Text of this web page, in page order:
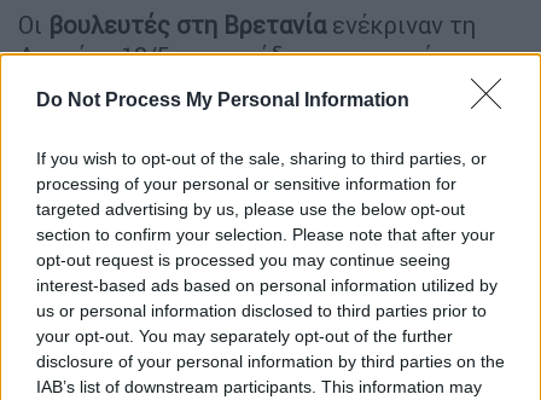
Do Not Process My Personal Information
If you wish to opt-out of the sale, sharing to third parties, or
processing of your personal or sensitive information for
targeted advertising by us, please use the below opt-out
section to confirm your selection. Please note that after your
opt-out request is processed you may continue seeing
interest-based ads based on personal information utilized by
us or personal information disclosed to third parties prior to
your opt-out. You may separately opt-out of the further
disclosure of your personal information by third parties on the
IAB’s list of downstream participants. This information may
Οι βουλευτές στη Βρετανίαενέκριναν τη
Δευτέρα 18/5 νομοσχέδιο με το οποίο
τερματίζεται η ελεύθερη μετανάστευση των
εργαζομένων από την Ε.Ε.
, σε μια ψηφοφορία
που έφερε στο φως το θέμα των αλλοδαπών
νοσηλευτών και γιατρώνεν μέσω της
πανδημίας του κορονοϊού. Το νομοσχέδιο
καταργεί από το 2021 τα ειδικά δικαιώματα
μετανάστευσης που είχαν οι πολίτες του
Ευρωπαϊκού Οικονομικού Χώρου (Ε.Ε.,
Ισλανδία, Νορβηγία και Λίχτενσταϊν) και της
Ελβετίας.